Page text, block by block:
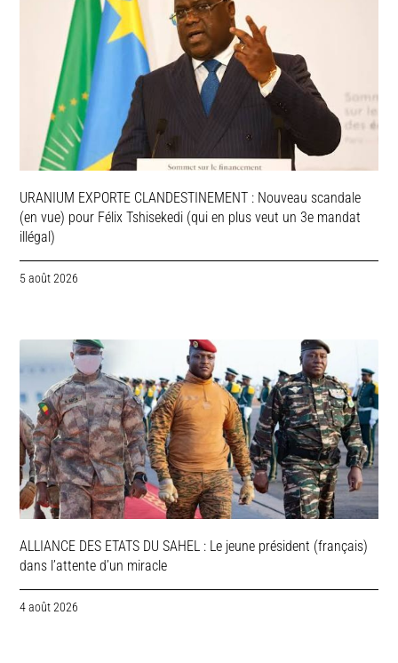
URANIUM EXPORTE CLANDESTINEMENT : Nouveau scandale
(en vue) pour Félix Tshisekedi (qui en plus veut un 3e mandat
illégal)
5 août 2026
ALLIANCE DES ETATS DU SAHEL : Le jeune président (français)
dans l’attente d’un miracle
4 août 2026